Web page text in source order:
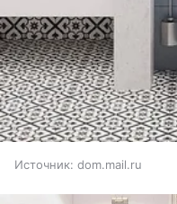
Источник: dom.mail.ru